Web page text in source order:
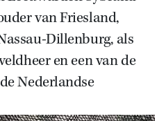
Zoek
van Friesland,
Dillenburg, als
en een van de
Nederlandse